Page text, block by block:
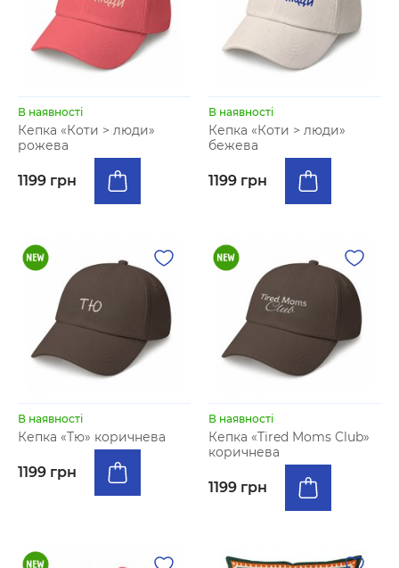
В наявності
Кепка «Коти > люди»
рожева
1199 грн
В наявності
Кепка «Коти > люди»
бежева
1199 грн
В наявності
Кепка «Тю» коричнева
1199 грн
В наявності
Кепка «Tired Moms Club»
коричнева
1199 грн